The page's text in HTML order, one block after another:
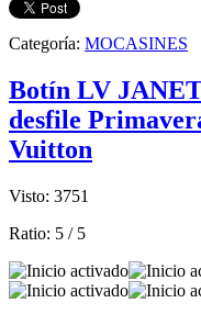
Categoría: MOCASINES
Botín LV
desfile
Vuitton
Visto: 3751
Ratio: 5 / 5